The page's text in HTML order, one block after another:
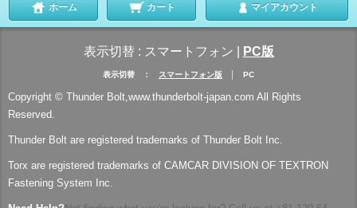
ホーム カート マイアカウント
表示切替 : スマートフォン PC版
表示切替 ： スマートフォン版 │ PC
Copyright © Thunder Bolt,www.thunderbolt-japan.com All Rights
Reserved.
Thunder Bolt are registered trademarks of Thunder Bolt Inc.
Torx are registered trademarks of CAMCAR DIVISION OF TEXTRON
Fastening System Inc.